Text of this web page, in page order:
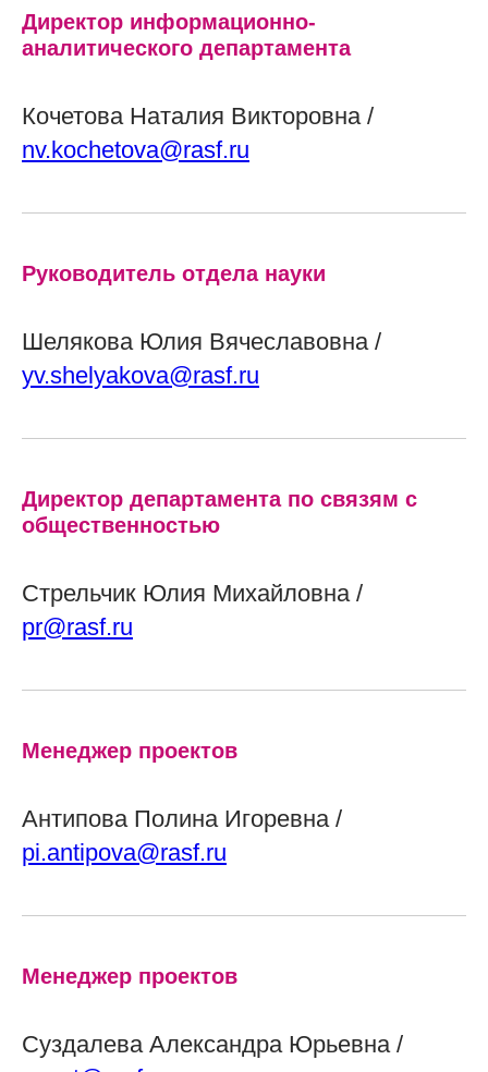
Директор информационно-
аналитического департамента
Кочетова Наталия Викторовна /
nv.kochetova@rasf.ru
Руководитель отдела науки
Шелякова Юлия Вячеславовна /
yv.shelyakova@rasf.ru
Директор департамента по связям с
общественностью
Стрельчик Юлия Михайловна /
pr@rasf.ru
Менеджер проектов
Антипова Полина Игоревна /
pi.antipova@rasf.ru
Менеджер проектов
Суздалева Александра Юрьевна /